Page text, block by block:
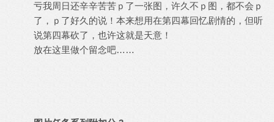
亏我周日还辛辛苦苦ｐ了一张图，许久不ｐ图，都不会ｐ
了，ｐ了好久的说！本来想用在第四幕回忆剧情的，但听
说第四幕砍了，也许这就是天意！
放在这里做个留念吧……